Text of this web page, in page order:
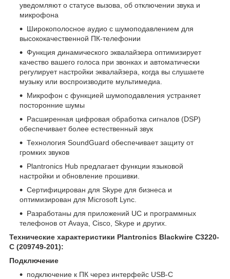
уведомляют о статусе вызова, об отключении звука и
микрофона
Широкополосное аудио с шумоподавлением для
высококачественной ПК-телефонии
Функция динамического эквалайзера оптимизирует
качество вашего голоса при звонках и автоматически
регулирует настройки эквалайзера, когда вы слушаете
музыку или воспроизводите мультимедиа.
Микрофон с функцией шумоподавления устраняет
посторонние шумы
Расширенная цифровая обработка сигналов (DSP)
обеспечивает более естественный звук
Технология SoundGuard обеспечивает защиту от
громких звуков
Plantronics Hub предлагает функции языковой
настройки и обновление прошивки.
Сертифицирован для Skype для бизнеса и
оптимизирован для Microsoft Lync.
Разработаны для приложений UC и программных
телефонов от Avaya, Cisco, Skype и других.
Технические характеристики Plantronics Blackwire C3220-
С (209749-201):
Подключение
подключение к ПК через интерфейс USB-С